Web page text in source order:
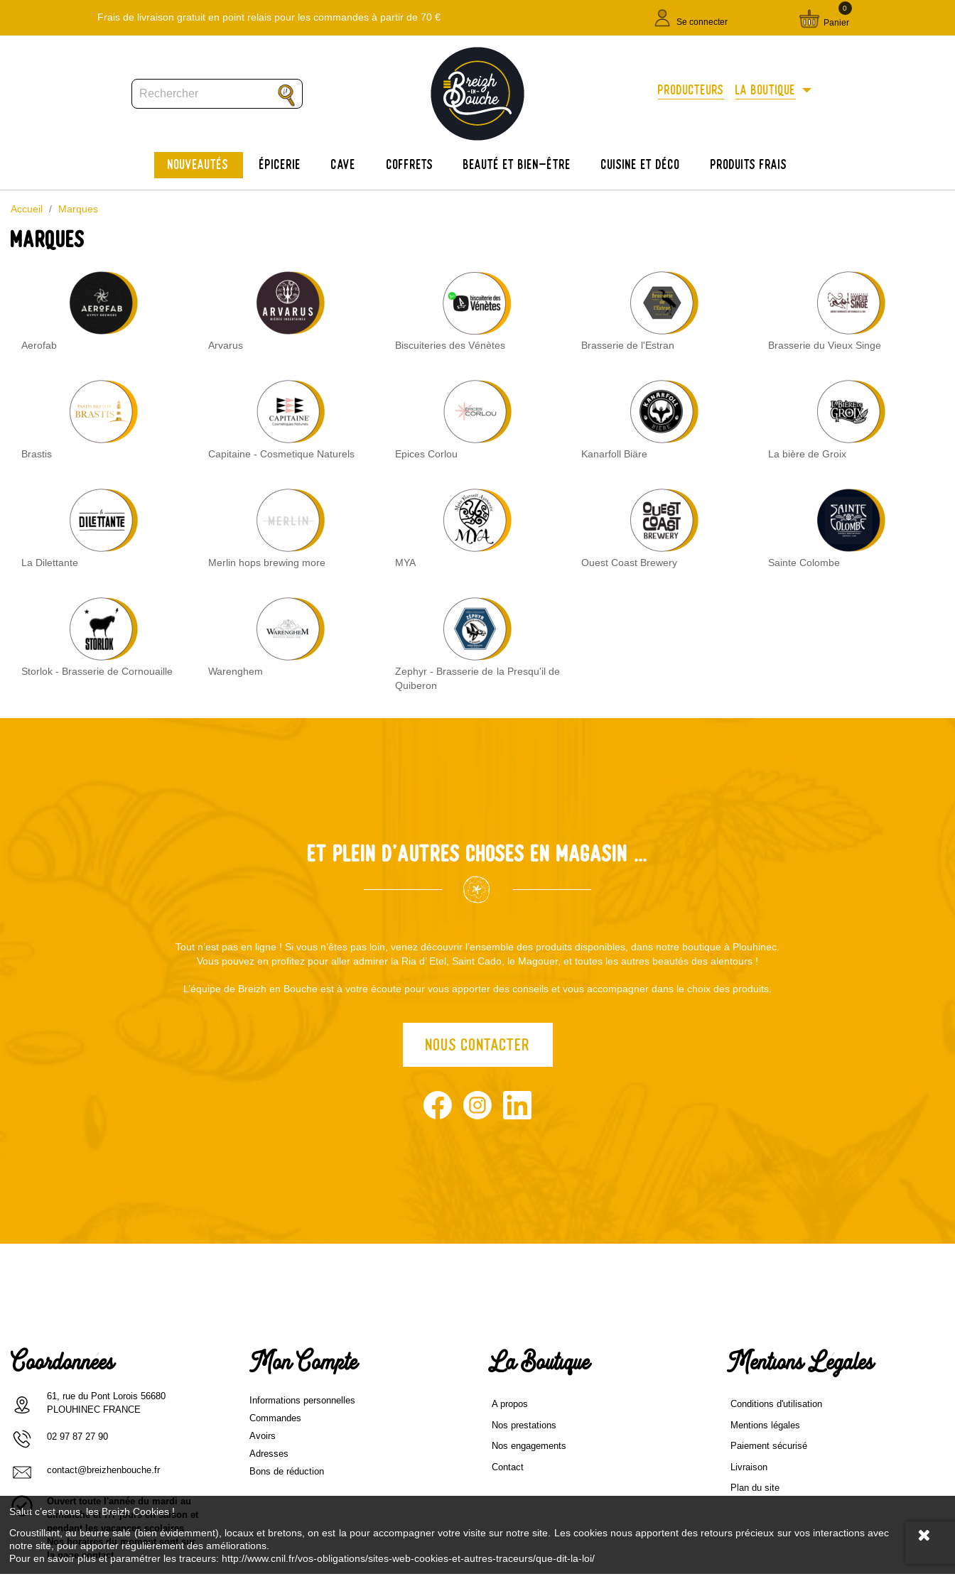
Frais de livraison gratuit en point relais pour les commandes à partir de 70 € Se connecter Panier
0
Producteurs La boutique arrow_drop_down
Nouveautés Épicerie Cave Coffrets Beauté et bien-être Cuisine et déco Produits frais
Accueil Marques
Marques
Aerofab Arvarus Biscuiteries des Vénètes Brasserie de l'Estran Brasserie du Vieux Singe
Brastis Capitaine - Cosmetique Naturels Epices Corlou Kanarfoll Biäre La bière de Groix
La Dilettante Merlin hops brewing more MYA Ouest Coast Brewery Sainte Colombe
Storlok - Brasserie de Cornouaille Warenghem
Zephyr - Brasserie de la Presqu'il de
Quiberon
Et plein d'autres choses en magasin ...
Tout n’est pas en ligne ! Si vous n’êtes pas loin, venez découvrir l’ensemble des produits disponibles, dans notre boutique à Plouhinec.
Vous pouvez en profitez pour aller admirer la Ria d’ Etel, Saint Cado, le Magouer, et toutes les autres beautés des alentours !
L’équipe de Breizh en Bouche est à votre écoute pour vous apporter des conseils et vous accompagner dans le choix des produits.
NOUS CONTACTER
FacebookInstagram
Coordonnées
61, rue du Pont Lorois 56680
PLOUHINEC FRANCE
02 97 87 27 90
contact@breizhenbouche.fr
Ouvert toute l'année du mardi au
dimanche et 7/7 jours en saison et
pendant les vacances scolaires
Nos horaires du moment sont sur
la page contact
Mon Compte
Informations personnelles
Commandes
Avoirs
Adresses
Bons de réduction
La Boutique
A propos
Nos prestations
Nos engagements
Contact
Mentions Légales
Conditions d'utilisation
Mentions légales
Paiement sécurisé
Livraison
Plan du site
Salut c’est nous, les Breizh Cookies !
Croustillant, au beurre salé (bien évidemment), locaux et bretons, on est la pour accompagner votre visite sur notre site. Les cookies nous apportent des retours précieux sur vos interactions avec
notre site, pour apporter régulièrement des améliorations.
Pour en savoir plus et paramétrer les traceurs: http://www.cnil.fr/vos-obligations/sites-web-cookies-et-autres-traceurs/que-dit-la-loi/